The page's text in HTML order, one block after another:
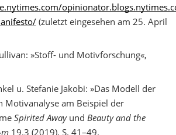
(zuletzt eingesehen am 25. April
»Stoff- und Motivforschung«,
u. Stefanie Jakobi: »Das Modell der
Motivanalyse am Beispiel der
Spirited Awayund Beauty and the
19.3 (2019), S. 41–49.